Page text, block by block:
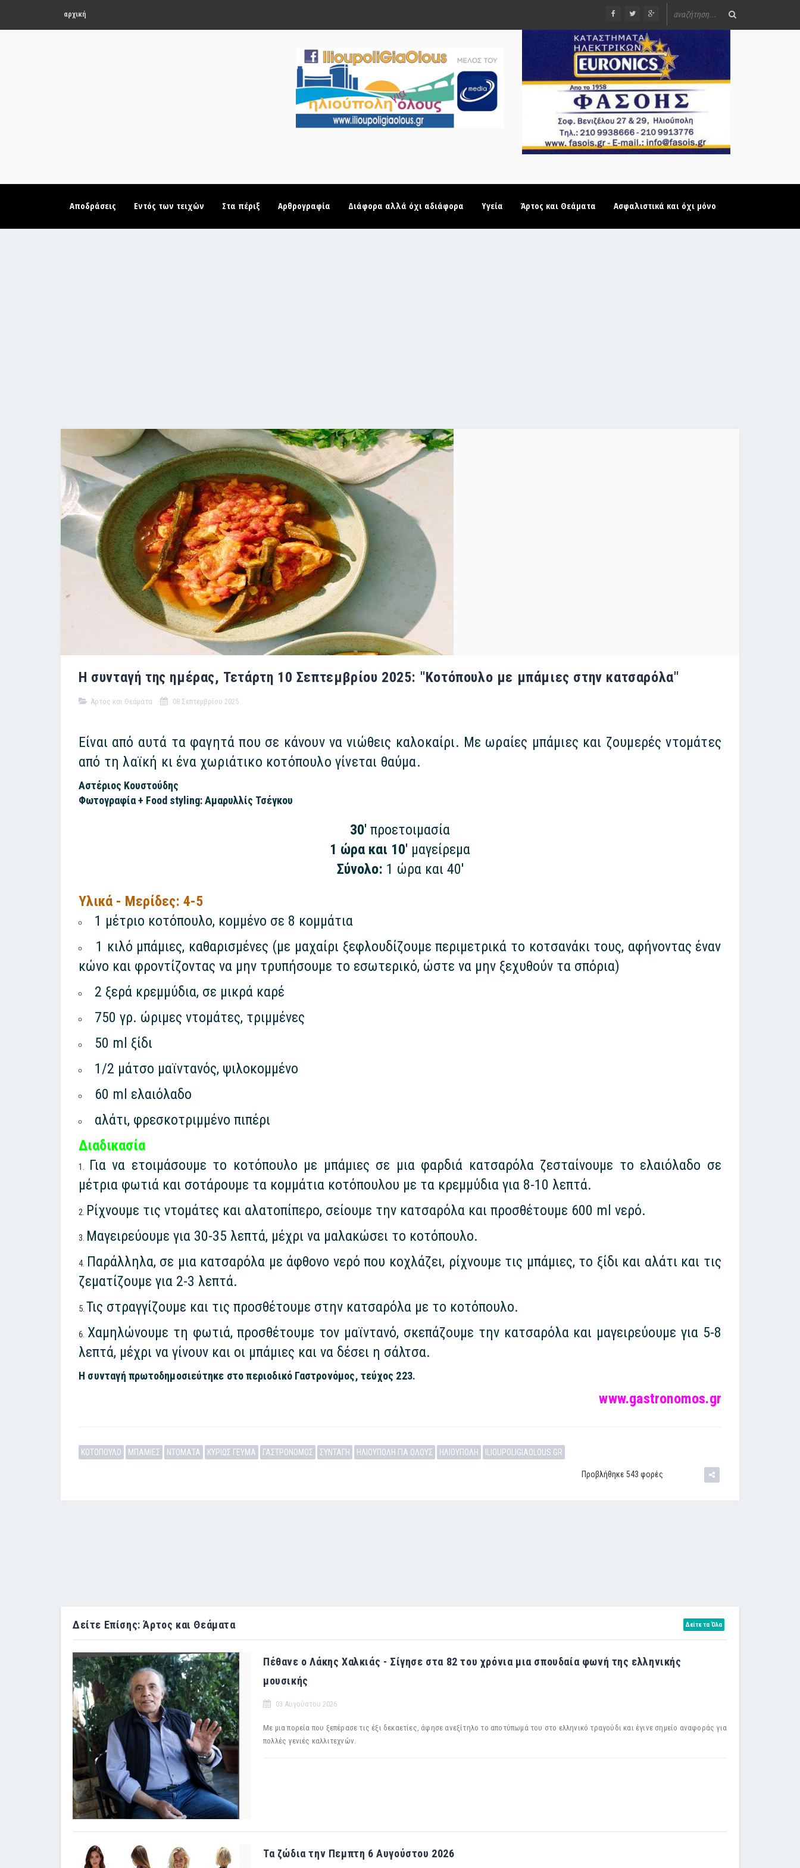
αρχική
Αποδράσεις Εντός των τειχών Στα πέριξ Αρθρογραφία Διάφορα αλλά όχι αδιάφορα Υγεία Άρτος και Θεάματα Ασφαλιστικά και όχι μόνο
Η συνταγή της ημέρας, Τετάρτη 10 Σεπτεμβρίου 2025: ''Κοτόπουλο με μπάμιες στην κατσαρόλα''
Άρτος και Θεάματα 08 Σεπτεμβρίου 2025
Είναι από αυτά τα φαγητά που σε κάνουν να νιώθεις καλοκαίρι. Με ωραίες μπάμιες και ζουμερές ντομάτες
από τη λαϊκή κι ένα χωριάτικο κοτόπουλο γίνεται θαύμα.
Αστέριος Κουστούδης
Φωτογραφία + Food styling: Αμαρυλλίς Τσέγκου
30' προετοιμασία
1 ώρα και 10' μαγείρεμα
Σύνολο: 1 ώρα και 40'
Υλικά - Μερίδες: 4-5
1 μέτριο κοτόπουλο, κομμένο σε 8 κομμάτια
1 κιλό μπάμιες, καθαρισμένες (με μαχαίρι ξεφλουδίζουμε περιμετρικά το κοτσανάκι τους, αφήνοντας έναν
κώνο και φροντίζοντας να μην τρυπήσουμε το εσωτερικό, ώστε να μην ξεχυθούν τα σπόρια)
2 ξερά κρεμμύδια, σε μικρά καρέ
750 γρ. ώριμες ντομάτες, τριμμένες
50 ml ξίδι
1/2 μάτσο μαϊντανός, ψιλοκομμένο
60 ml ελαιόλαδο
αλάτι, φρεσκοτριμμένο πιπέρι
Διαδικασία
Για να ετοιμάσουμε το κοτόπουλο με μπάμιες σε μια φαρδιά κατσαρόλα ζεσταίνουμε το ελαιόλαδο σε
μέτρια φωτιά και σοτάρουμε τα κομμάτια κοτόπουλου με τα κρεμμύδια για 8-10 λεπτά.
Ρίχνουμε τις ντομάτες και αλατοπίπερο, σείουμε την κατσαρόλα και προσθέτουμε 600 ml νερό.
Μαγειρεύουμε για 30-35 λεπτά, μέχρι να μαλακώσει το κοτόπουλο.
Παράλληλα, σε μια κατσαρόλα με άφθονο νερό που κοχλάζει, ρίχνουμε τις μπάμιες, το ξίδι και αλάτι και τις
ζεματίζουμε για 2-3 λεπτά.
Τις στραγγίζουμε και τις προσθέτουμε στην κατσαρόλα με το κοτόπουλο.
Χαμηλώνουμε τη φωτιά, προσθέτουμε τον μαϊντανό, σκεπάζουμε την κατσαρόλα και μαγειρεύουμε για 5-8
λεπτά, μέχρι να γίνουν και οι μπάμιες και να δέσει η σάλτσα.
Η συνταγή πρωτοδημοσιεύτηκε στο περιοδικό Γαστρονόμος, τεύχος 223.
www.gastronomos.gr
ΚΟΤΟΠΟΥΛΟ ΜΠΑΜΙΕΣ ΝΤΟΜΑΤΑ ΚΥΡΙΩΣ ΓΕΥΜΑ ΓΑΣΤΡΟΝΟΜΟΣ ΣΥΝΤΑΓΗ ΗΛΙΟΥΠΟΛΗ ΓΙΑ ΟΛΟΥΣ ΗΛΙΟΥΠΟΛΗ ILIOUPOLIGIAOLOUS.GR
Προβλήθηκε 543 φορές
Δείτε Επίσης: Άρτος και Θεάματα Δείτε τα Όλα
Πέθανε ο Λάκης Χαλκιάς - Σίγησε στα 82 του χρόνια μια σπουδαία φωνή της ελληνικής
μουσικής
03 Αυγούστου 2026
Με μια πορεία που ξεπέρασε τις έξι δεκαετίες, άφησε ανεξίτηλο το αποτύπωμά του στο ελληνικό τραγούδι και έγινε σημείο αναφοράς για
πολλές γενιές καλλιτεχνών.
Τα ζώδια την Πεμπτη 6 Αυγούστου 2026